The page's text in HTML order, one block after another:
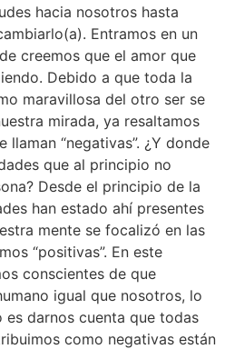
hacia nosotros hasta
Entramos en un
creemos que el amor que
Debido a que toda la
maravillosa del otro ser se
mirada, ya resaltamos
llaman “negativas”. ¿Y donde
que al principio no
Desde el principio de la
han estado ahí presentes
mente se focalizó en las
“positivas”. En este
conscientes de que
igual que nosotros, lo
darnos cuenta que todas
como negativas están